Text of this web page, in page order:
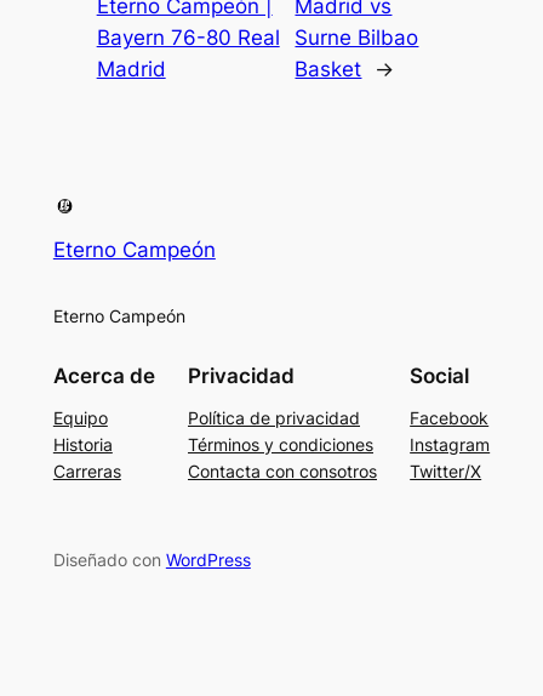
Eterno Campeón |
Bayern 76-80 Real
Madrid
Madrid vs
Surne Bilbao
Basket
→
Eterno Campeón
Eterno Campeón
Acerca de
Equipo
Historia
Carreras
Privacidad
Política de privacidad
Términos y condiciones
Contacta con consotros
Social
Facebook
Instagram
Twitter/X
Diseñado con WordPress